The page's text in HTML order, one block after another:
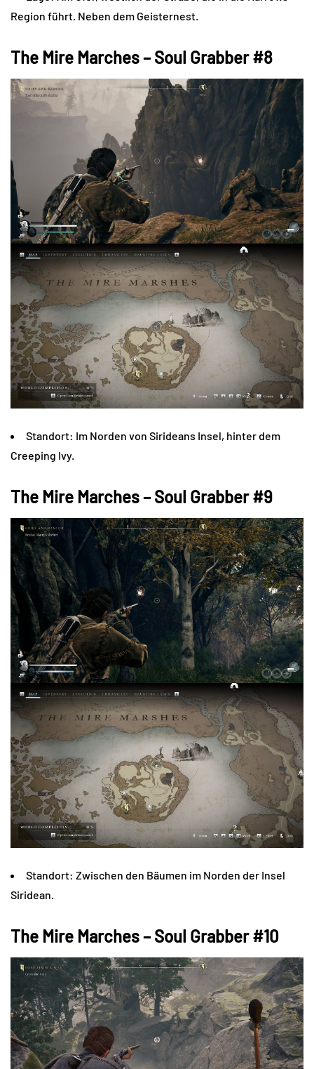
Region führt. Neben dem Geisternest.
The Mire Marches – Soul Grabber #8
Standort: Im Norden von Sirideans Insel, hinter dem
Creeping Ivy.
The Mire Marches – Soul Grabber #9
Standort: Zwischen den Bäumen im Norden der Insel
Siridean.
The Mire Marches – Soul Grabber #10